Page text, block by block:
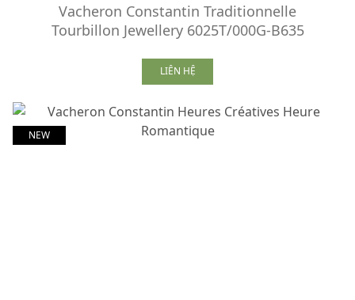
Vacheron Constantin Traditionnelle
Tourbillon Jewellery 6025T/000G-B635
LIÊN HỆ
NEW